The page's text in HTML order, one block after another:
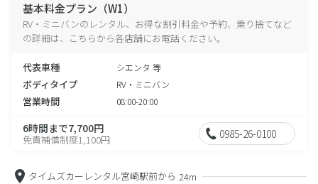
基本料金プラン（W1）
RV・ミニバンのレンタル、お得な割引料金や予約、乗り捨てなど
の詳細は、こちらから各店舗にお電話ください。
代表車種 シエンタ 等
ボディタイプ RV・ミニバン
営業時間 08:00-20:00
6時間まで7,700円
免責補償制度1,100円 0985-26-0100
タイムズカーレンタル宮崎駅前から 24m